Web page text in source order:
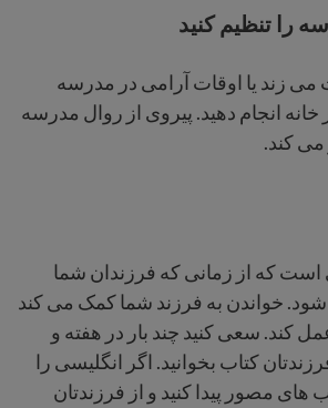
را تنظیم کنید
زند یا اوقات آرامی در مدرسه
خانه انجام دهید. پیروی از روال مدرسه
می کند.
که از زمانی که فرزندان شما
خواندن به فرزند شما کمک می کند
کند. سعی کنید چند بار در هفته و
کتاب بخوانید. اگر انگلیسی را
های مصور پیدا کنید و از فرزندتان